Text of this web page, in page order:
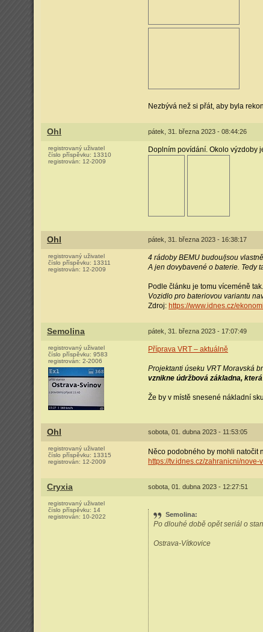
Nezbývá než si přát, aby byla
Ohl pátek, 31. března 2023 - 08:44:26
registrovaný uživatel
číslo příspěvku: 13310
registrován: 12-2009
Doplním povídání. Okolo výzdoby
Ohl pátek, 31. března 2023 - 16:38:17
registrovaný uživatel
číslo příspěvku: 13311
registrován: 12-2009
4 rádoby BEMU budou/jsou
A jen dovybavené o baterie. Tedy
Podle článku je tomu víceméně tak.
Vozidlo pro bateriovou variantu
Zdroj: https://www.idnes.cz/
Semolina pátek, 31. března 2023 - 17:07:49
registrovaný uživatel
číslo příspěvku: 9583
registrován: 2-2006
Příprava VRT – aktuálně
Projektanti úseku VRT Moravská
vznikne údržbová základna,
Že by v místě snesené nákladní
Ohl sobota, 01. dubna 2023 - 11:53:05
registrovaný uživatel
číslo příspěvku: 13315
registrován: 12-2009
Něco podobného by mohli natočit
https://tv.idnes.cz/zahranicni/
Cryxia sobota, 01. dubna 2023 - 12:27:51
registrovaný uživatel
číslo příspěvku: 14
registrován: 10-2022 Semolina:
Po dlouhé době opět seriál o
Ostrava-Vítkovice